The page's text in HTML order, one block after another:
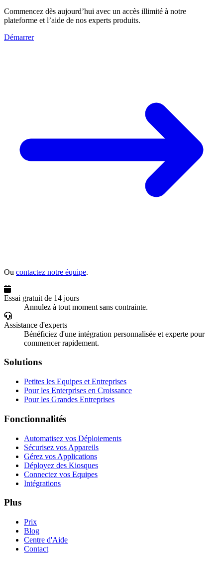
Commencez dès aujourd’hui avec un accès illimité à notre
plateforme et l’aide de nos experts produits.
Démarrer
Ou contactez notre équipe.
Essai gratuit de 14 jours
Annulez à tout moment sans contrainte.
Assistance d'experts
Bénéficiez d'une intégration personnalisée et experte pour
commencer rapidement.
Solutions
Petites les Equipes et Entreprises
Pour les Enterprises en Croissance
Pour les Grandes Entreprises
Fonctionnalités
Automatisez vos Déploiements
Sécurisez vos Appareils
Gérez vos Applications
Déployez des Kiosques
Connectez vos Equipes
Intégrations
Plus
Prix
Blog
Centre d'Aide
Contact